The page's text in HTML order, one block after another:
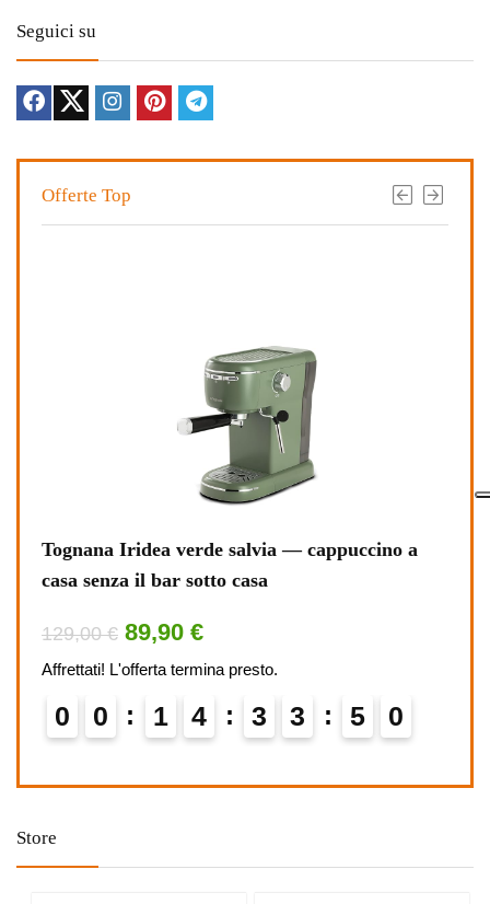
Seguici su
Offerte Top
Tognana Iridea verde salvia — cappuccino a
casa senza il bar sotto casa
129,00 € 89,90 €
Affrettati! L'offerta termina presto.
0 0 1 4 3 3 4
5 9
0
Store